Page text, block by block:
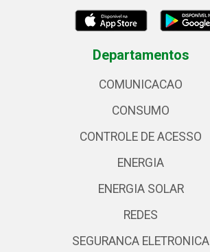
Departamentos
COMUNICACAO
CONSUMO
CONTROLE DE ACESSO
ENERGIA
ENERGIA SOLAR
REDES
SEGURANCA ELETRONICA